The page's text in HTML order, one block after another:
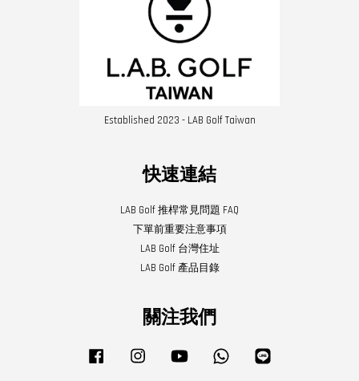
Established 2023 - LAB Golf Taiwan
快速連結
LAB Golf 推桿常見問題 FAQ
下單前重要注意事項
LAB Golf 台灣住址
LAB Golf 產品目錄
關注我們
Facebook Instagram YouTube Whatsapp